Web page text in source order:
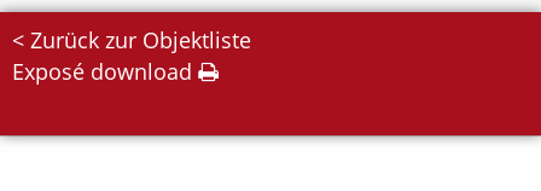
< Zurück zur Objektliste
Exposé download